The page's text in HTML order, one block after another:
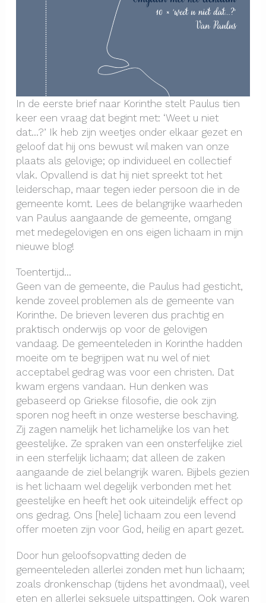
In de eerste brief naar Korinthe stelt Paulus tien
keer een vraag dat begint met: ‘Weet u niet
dat…?’ Ik heb zijn weetjes onder elkaar gezet en
geloof dat hij ons bewust wil maken van onze
plaats als gelovige; op individueel en collectief
vlak. Opvallend is dat hij niet spreekt tot het
leiderschap, maar tegen ieder persoon die in de
gemeente komt. Lees de belangrijke waarheden
van Paulus aangaande de gemeente, omgang
met medegelovigen en ons eigen lichaam in mijn
nieuwe blog!
Toentertijd…
Geen van de gemeente, die Paulus had gesticht,
kende zoveel problemen als de gemeente van
Korinthe. De brieven leveren dus prachtig en
praktisch onderwijs op voor de gelovigen
vandaag. De gemeenteleden in Korinthe hadden
moeite om te begrijpen wat nu wel of niet
acceptabel gedrag was voor een christen. Dat
kwam ergens vandaan. Hun denken was
gebaseerd op Griekse filosofie, die ook zijn
sporen nog heeft in onze westerse beschaving.
Zij zagen namelijk het lichamelijke los van het
geestelijke. Ze spraken van een onsterfelijke ziel
in een sterfelijk lichaam; dat alleen de zaken
aangaande de ziel belangrijk waren. Bijbels gezien
is het lichaam wel degelijk verbonden met het
geestelijke en heeft het ook uiteindelijk effect op
ons gedrag. Ons [hele] lichaam zou een levend
offer moeten zijn voor God, heilig en apart gezet.
Door hun geloofsopvatting deden de
gemeenteleden allerlei zonden met hun lichaam;
zoals dronkenschap (tijdens het avondmaal), veel
eten en allerlei seksuele uitspattingen. Ook waren